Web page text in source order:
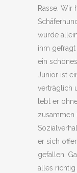
Rasse. Wir
wurde
ihm
ein
Junior ist
verträglich
lebt er
zusammen
er sich
gefallen.
alles